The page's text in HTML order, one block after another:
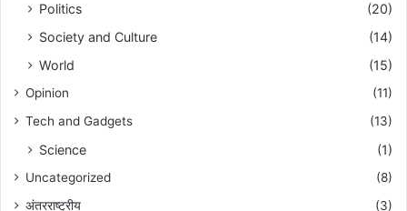
Politics
(20)
Society and Culture
(14)
World
(15)
Opinion
(11)
Tech and Gadgets
(13)
Science (1)
Uncategorized
(8)
अंतरराष्ट्रीय
(3)